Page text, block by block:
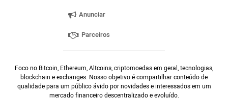
Anunciar
Parceiros
Foco no Bitcoin, Ethereum, Altcoins, criptomoedas em geral, tecnologias,
blockchain e exchanges. Nosso objetivo é compartilhar conteúdo de
qualidade para um público ávido por novidades e interessados em um
mercado financeiro descentralizado e evoluído.